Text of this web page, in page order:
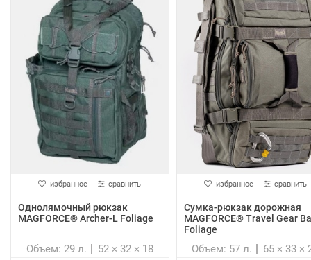
избранное сравнить
Однолямочный рюкзак
MAGFORCE® Archer-L Foliage
52 × 32 × 18
Объем: 29 л.
избранное сравнить
Cумка-рюкзак дорожная
MAGFORCE® Travel Gear
Foliage
65 × 33 ×
Объем: 57 л.